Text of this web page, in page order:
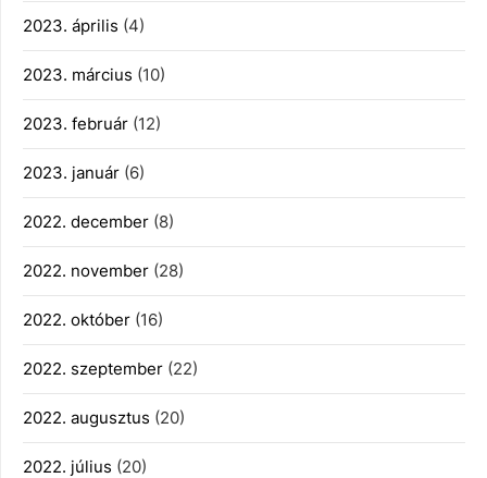
2023. április (4)
2023. március (10)
2023. február (12)
2023. január (6)
2022. december (8)
2022. november (28)
2022. október (16)
2022. szeptember (22)
2022. augusztus (20)
2022. július (20)